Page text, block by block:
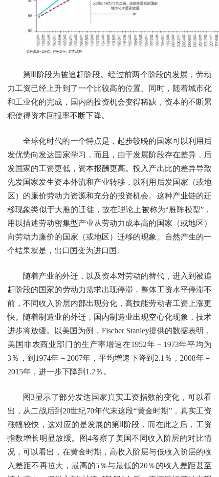
第Ⅲ阶段为被追赶阶段。经过前两个阶段的发展，劳动
力工资已经上升到了一个比较高的位置。同时，随着城市化
和工业化的完成，国内的投资机会变得稀缺，资本的不断累
积使得资本回报率不断下降。
全球化时代的一个特点是，起步较晚的国家可以利用后
发优势向发达国家学习，而且，由于发展阶段存在差异，后
发国家的工资更低，资本报酬更高。投入产出比的差异导致
先发国家发生资本外流和产业转移，以利用后发国家（或地
区）的廉价劳动力资源和充分的投资机会。这种产业链的迁
移现象类似于大雁的迁徙，故在理论上被称为“雁阵模型”，
用以描述劳动密集型产业从劳动力成本高的国家（或地区）
向劳动力廉价的国家（或地区）迁移的现象。自然产生的一
个结果就是，出口国变为进口国。
随着产业的外迁，以及资本对劳动的替代，进入到被追
赶阶段的国家的劳动力需求出现停滞，整体工资水平停滞不
前，不同收入阶层内部出现分化，高技能劳动者工资上涨更
快。随着制造业的外迁，国内制造业出现空心化现象，技术
进步将放缓。以美国为例，Fischer Stanley提供的数据表明，
美国非农商业部门的生产率增速在1952年－1973年平均为
3％，到1974年－2007年，平均增速下降到2.1％，2008年－
2015年，进一步下降到1.2％。
图3显示了部分发达国家真实工资指数的变化，可以看
出，从二战后到20世纪70年代末这段“黄金时期”，真实工资
涨幅较快，这对应的是发展的第Ⅱ阶段，而在此之后，工资
指数增长明显放缓。图4考察了美国不同收入阶层的对比情
况，可以看出，在黄金时期，高收入阶层与低收入阶层的收
入差距不再拉大，最高的5％与最低的20％的收入差距甚至